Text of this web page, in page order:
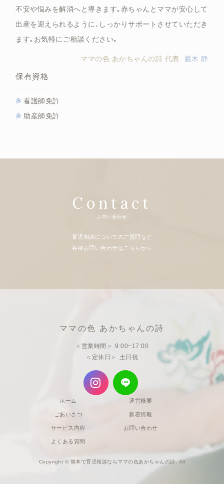
不安や悩みを解消へと導きます｡赤ちゃんとママが安心して
出産を迎えられるように､しっかりサポートさせていただき
ます｡お気軽にご相談ください｡
ママの色 あかちゃんの詩 代表 巖木 静
保有資格
看護師免許
助産師免許
Contact
お問い合わせ
育児相談についてのご質問など
各種お問い合わせはこちらから
ママの色 あかちゃんの詩
営業時間
9:00~17:00
定休日
土日祝
ホーム
ごあいさつ
サービス内容
よくある質問
運営概要
新着情報
お問い合わせ
Copyright © 熊本で育児相談ならママの色あかちゃんの詩. All